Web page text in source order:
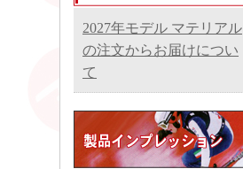
2027年モデル マテリアル
の注文からお届けについ
て